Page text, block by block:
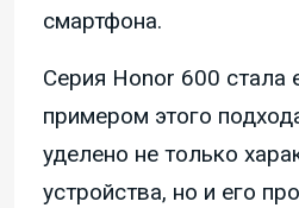
смартфона.
Серия Honor 600 стала
примером этого
уделено не только
устройства, но и его